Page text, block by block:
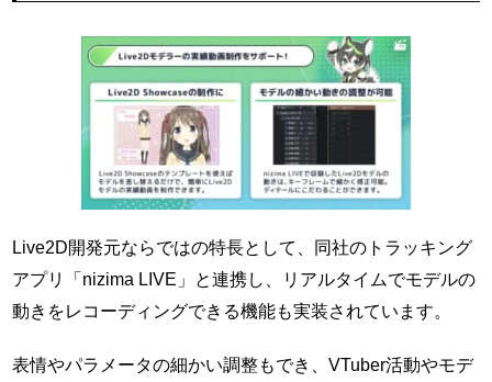
Live2D開発元ならではの特長として、同社のトラッキング
アプリ「nizima LIVE」と連携し、リアルタイムでモデルの
動きをレコーディングできる機能も実装されています。
表情やパラメータの細かい調整もでき、VTuber活動やモデ